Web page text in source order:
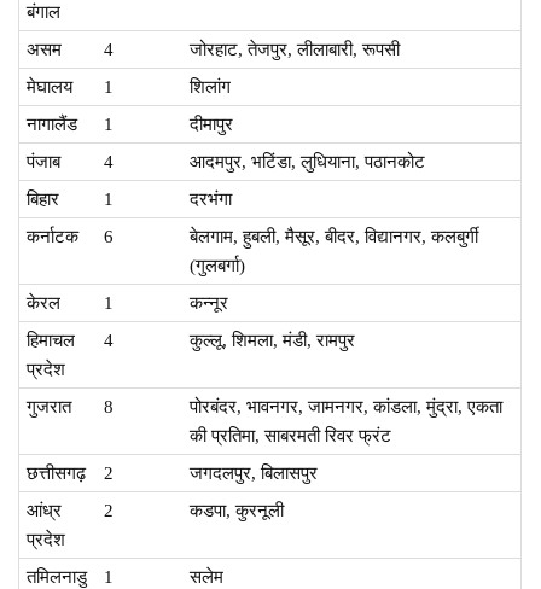
बंगाल
असम 4
जोरहाट, तेजपुर, लीलाबारी, रूपसी
मेघालय
1
शिलांग
नागालैंड
1
दीमापुर
पंजाब
4
आदमपुर, भटिंडा, लुधियाना, पठानकोट
बिहार
1
दरभंगा
कर्नाटक
6
बेलगाम, हुबली, मैसूर, बीदर, विद्यानगर, कलबुर्गी
(गुलबर्गा)
केरल
1
कन्नूर
हिमाचल
प्रदेश
4 कुल्लू, शिमला, मंडी, रामपुर
गुजरात 8
पोरबंदर, भावनगर, जामनगर, कांडला, मुंद्रा, एकता
की प्रतिमा, साबरमती रिवर फ्रंट
छत्तीसगढ़
2
जगदलपुर, बिलासपुर
आंध्र
प्रदेश
2 कडपा, कुरनूली
तमिलनाडु 1
सलेम